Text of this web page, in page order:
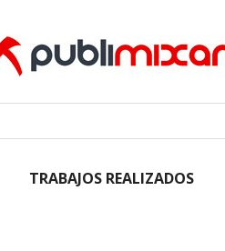
TRABAJOS REALIZADOS